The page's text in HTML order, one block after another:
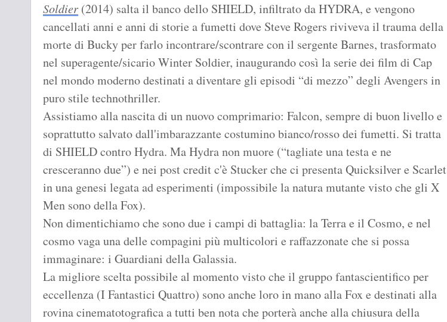
Soldier (2014) salta il banco dello SHIELD, infiltrato da HYDRA, e vengono
cancellati anni e anni di storie a fumetti dove Steve Rogers riviveva il trauma della
morte di Bucky per farlo incontrare/scontrare con il sergente Barnes, trasformato
nel superagente/sicario Winter Soldier, inaugurando così la serie dei film di Cap
nel mondo moderno destinati a diventare gli episodi “di mezzo” degli Avengers in
puro stile technothriller.
Assistiamo alla nascita di un nuovo comprimario: Falcon, sempre di buon livello e
soprattutto salvato dall'imbarazzante costumino bianco/rosso dei fumetti. Si tratta
di SHIELD contro Hydra. Ma Hydra non muore (“tagliate una testa e ne
cresceranno due”) e nei post credit c'è Stucker che ci presenta Quicksilver e Scarlet
in una genesi legata ad esperimenti (impossibile la natura mutante visto che gli X
Men sono della Fox).
Non dimentichiamo che sono due i campi di battaglia: la Terra e il Cosmo, e nel
cosmo vaga una delle compagini più multicolori e raffazzonate che si possa
immaginare: i Guardiani della Galassia.
La migliore scelta possibile al momento visto che il gruppo fantascientifico per
eccellenza (I Fantastici Quattro) sono anche loro in mano alla Fox e destinati alla
rovina cinematotografica a tutti ben nota che porterà anche alla chiusura della